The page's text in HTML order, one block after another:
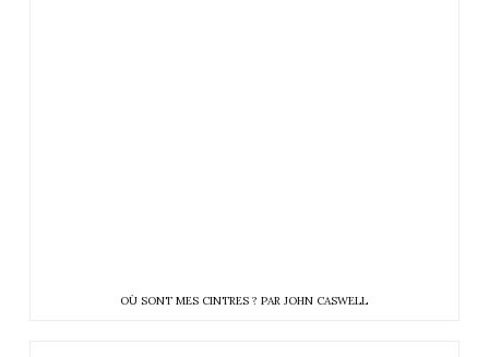
OÙ SONT MES CINTRES ? PAR JOHN CASWELL